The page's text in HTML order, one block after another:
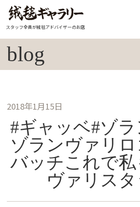
スタッフ全員が絨毯アドバイザーのお店
blog
2018年1月15日
#ギャッベ#ゾラ
ゾランヴァリ
バッチこれで
ヴァリスタ